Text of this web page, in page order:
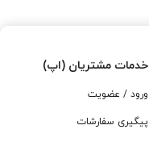
خدمات مشتریان (اپ)
ورود / عضویت
پیگیری سفارشات